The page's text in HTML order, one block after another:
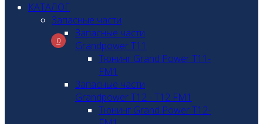
0
КАТАЛОГ
Запасные части
Запасные части
Grandpower T11
Тюнинг Grand Power T11-
FM1
Запасные части
Grandpower T12 - T12 FM1
Тюнинг Grand Power T12-